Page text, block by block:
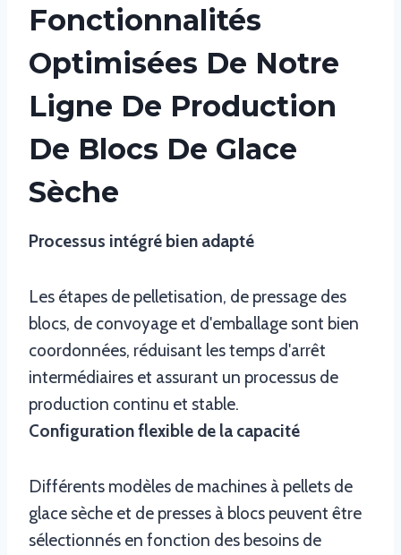
Fonctionnalités
Optimisées De Notre
Ligne De Production
De Blocs De Glace
Sèche
Processus intégré bien adapté
Les étapes de pelletisation, de pressage des
blocs, de convoyage et d'emballage sont bien
coordonnées, réduisant les temps d'arrêt
intermédiaires et assurant un processus de
production continu et stable.
Configuration flexible de la capacité
Différents modèles de machines à pellets de
glace sèche et de presses à blocs peuvent être
sélectionnés en fonction des besoins de